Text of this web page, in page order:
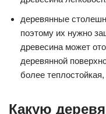
деревянные
поэтому их нужно
древесина может
деревянной
более
Какую